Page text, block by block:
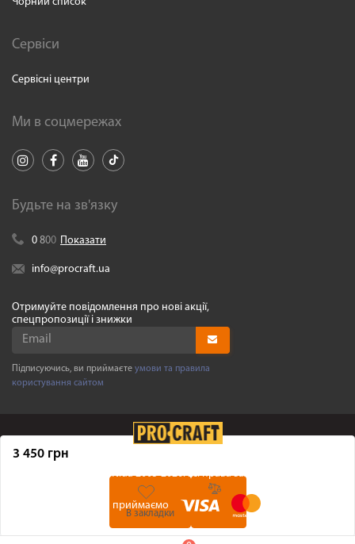
3 450 грн
В закладки
Сервіси
Сервісні центри
Ми в соцмережах
Будьте на зв'язку
0 800 Показати
info@procraft.ua
Отримуйте повідомлення про нові акції,
спецпропозиції і знижки
Підписуючись, ви приймаєте умови та правила
користування сайтом
Procraft.ua2005-2026. Усі права захищенні
Ми приймаємо